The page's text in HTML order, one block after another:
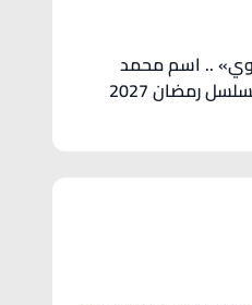
ليس «عشماوي» .. اسم محمد
رمضان 2027